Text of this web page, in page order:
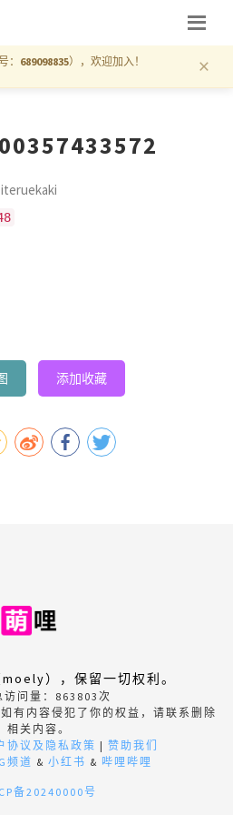
： 689098835），欢迎加入！ ×
添加收藏
），保留一切权利。
问量： 863803 次
有内容侵犯了你的权益，请联系删除
相关内容。
协议及隐私政策 | 赞助我们
频道 & 小红书 & 哔哩哔哩
备20240000号